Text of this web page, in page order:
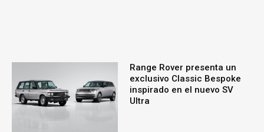
Range Rover presenta un
exclusivo Classic Bespoke
inspirado en el nuevo SV
Ultra